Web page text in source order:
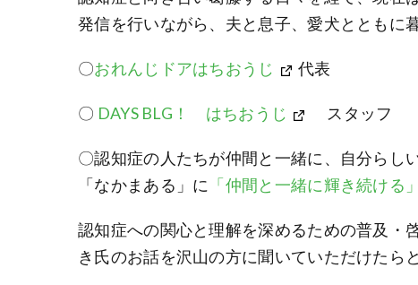
発信を行いながら、夫と息子、愛犬とともに
〇おれんじドアはちおうじ 代表
〇 DAYS BLG！ はちおうじ スタッフ
〇認知症の人たちが仲間と一緒に、自分ら
「なかまある」に 「仲間と一緒に輝き続ける」
認知症への関心と理解を深めるための普及・
き氏のお話を沢山の方に聞いていただけたら